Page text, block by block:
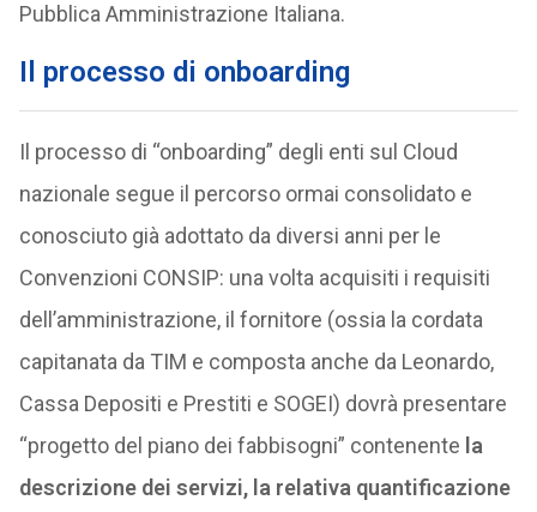
Pubblica Amministrazione Italiana.
Il processo di onboarding
Il processo di “onboarding” degli enti sul Cloud
nazionale segue il percorso ormai consolidato e
conosciuto già adottato da diversi anni per le
Convenzioni CONSIP: una volta acquisiti i requisiti
dell’amministrazione, il fornitore (ossia la cordata
capitanata da TIM e composta anche da Leonardo,
Cassa Depositi e Prestiti e SOGEI) dovrà presentare
“progetto del piano dei fabbisogni” contenente la
descrizione dei servizi, la relativa quantificazione